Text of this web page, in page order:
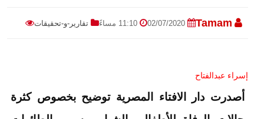
Tamam
02/07/2020 11:10 مساءً تقارير-و-تحقيقات
إسراء عبدالفتاح
أصدرت دار الافتاء المصرية توضيح بخصوص كثرة